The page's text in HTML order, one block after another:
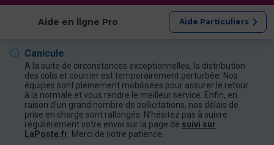
Aide en ligne Pro Aide Particuliers
Canicule
A la suite de circonstances exceptionnelles, la distribution
des colis et courrier est temporairement perturbée. Nos
équipes sont pleinement mobilisées pour assurer le retour
à la normale et vous rendre le meilleur service. Enfin, en
raison d’un grand nombre de sollicitations, nos délais de
prise en charge sont rallongés. N’hésitez pas à suivre
régulièrement votre envoi sur la page de suivi sur
LaPoste.fr . Merci de votre patience.